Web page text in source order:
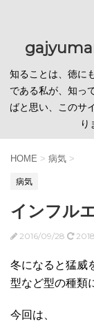
知ることは、徳に
である私が、知っ
ばと思い、このサ
HOME > 病気 >
病気
インフル
2016/09/28
冬になると猛威
型など型の種類
今回は、